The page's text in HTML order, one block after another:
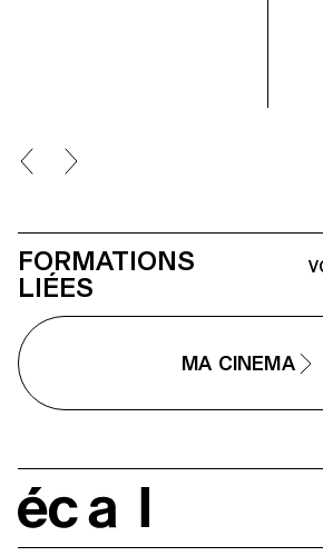
FORMATIONS
LIÉES
MA CINEMA